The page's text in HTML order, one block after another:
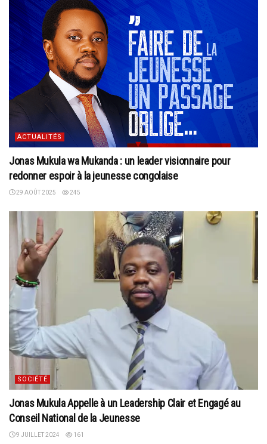
ACTUALITÉS
Jonas Mukula wa Mukanda : un leader visionnaire pour
redonner espoir à la jeunesse congolaise
29 AOÛT 2025 245
SOCIÉTÉ
Jonas Mukula Appelle à un Leadership Clair et Engagé au
Conseil National de la Jeunesse
9 JUILLET 2024 161